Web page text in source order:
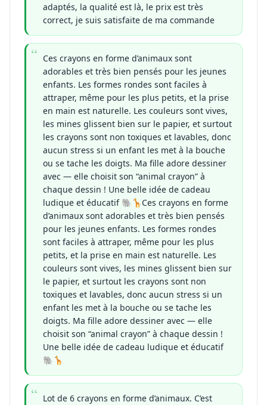
adaptés, la qualité est là, le prix est très
correct, je suis satisfaite de ma commande
Ces crayons en forme d’animaux sont
adorables et très bien pensés pour les jeunes
enfants. Les formes rondes sont faciles à
attraper, même pour les plus petits, et la prise
en main est naturelle. Les couleurs sont vives,
les mines glissent bien sur le papier, et surtout
les crayons sont non toxiques et lavables, donc
aucun stress si un enfant les met à la bouche
ou se tache les doigts. Ma fille adore dessiner
avec — elle choisit son “animal crayon” à
chaque dessin ! Une belle idée de cadeau
ludique et éducatif 🐘🦒Ces crayons en forme
d’animaux sont adorables et très bien pensés
pour les jeunes enfants. Les formes rondes
sont faciles à attraper, même pour les plus
petits, et la prise en main est naturelle. Les
couleurs sont vives, les mines glissent bien sur
le papier, et surtout les crayons sont non
toxiques et lavables, donc aucun stress si un
enfant les met à la bouche ou se tache les
doigts. Ma fille adore dessiner avec — elle
choisit son “animal crayon” à chaque dessin !
Une belle idée de cadeau ludique et éducatif
🐘🦒
Lot de 6 crayons en forme d’animaux. C’est